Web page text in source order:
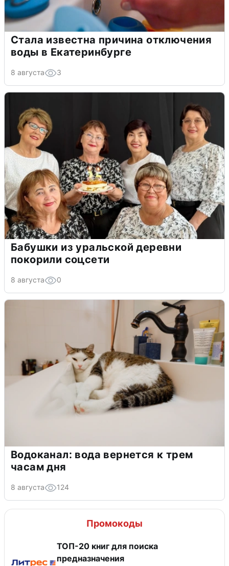
Стала известна причина отключения
воды в Екатеринбурге
8 августа 3
Бабушки из уральской деревни
покорили соцсети
8 августа 0
Водоканал: вода вернется к трем
часам дня
8 августа 124
Промокоды
ТОП-20 книг для поиска
предназначения